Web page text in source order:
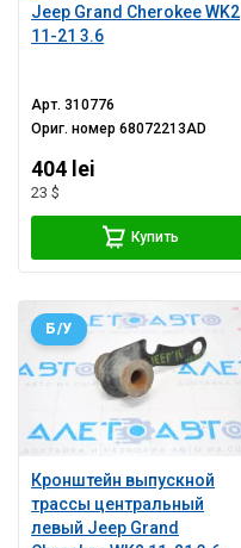
Jeep Grand Cherokee WK2
11-21 3.6
Арт.310776
Ориг. номер68072213AD
404 lei
23 $
Купить
Кронштейн выпускной
трассы центральный
левый Jeep Grand
Б/У